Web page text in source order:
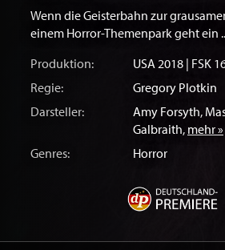
Wenn die Geisterbahn zur
einem Horror-Themenpark geht ein
Produktion:
USA 2018 | FSK
Regie:
Gregory Plotkin
Darsteller:
Amy Forsyth,
Galbraith, mehr »
Genres:
Horror